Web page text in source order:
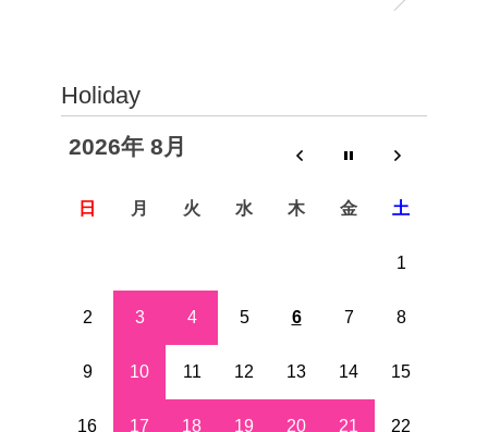
Holiday
2026年 8月
日 月 火 水 木 金 土
1
2 3 4 5 6 7 8
9 10 11 12 13 14 15
16 17 18 19 20 21 22